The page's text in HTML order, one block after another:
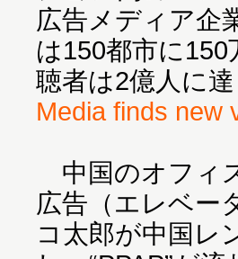
広告メディア企
は150都市に
聴者は2億人に
Media finds new
中国のオフィ
広告（エレベー
コ太郎が中国レ